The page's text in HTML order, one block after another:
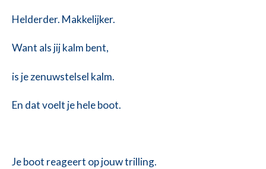
Helderder. Makkelijker.
Want als jij kalm bent,
is je zenuwstelsel kalm.
En dat voelt je hele boot.
Je boot reageert op jouw trilling.